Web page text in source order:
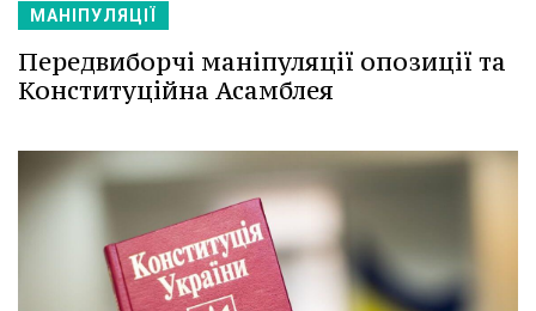
МАНІПУЛЯЦІЇ
Передвиборчі маніпуляції опозиції та
Конституційна Асамблея